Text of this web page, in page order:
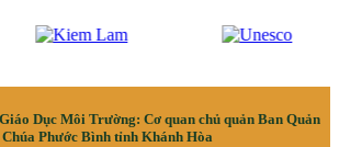
Dục Môi Trường: Cơ quan chủ quản Ban Quản
Phước Bình tỉnh Khánh Hòa